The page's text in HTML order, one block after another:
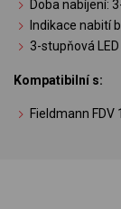
Doba nabíjení:
Indikace nabití
3-stupňová LED
Kompatibilní s:
Fieldmann